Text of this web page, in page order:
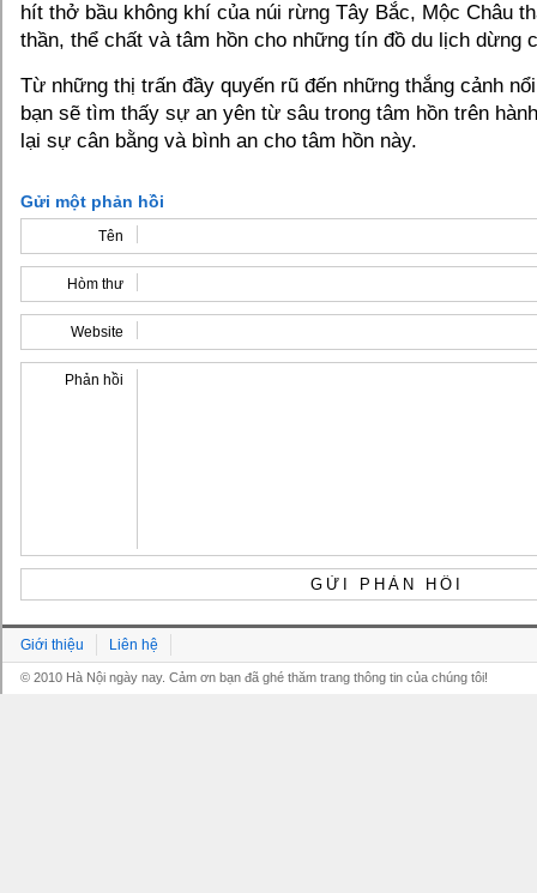
hít thở bầu không khí của núi rừng Tây Bắc, Mộc Châu
thần, thể chất và tâm hồn cho những tín đồ du lịch dừng
Từ những thị trấn đầy quyến rũ đến những thắng cảnh
bạn sẽ tìm thấy sự an yên từ sâu trong tâm hồn trên
lại sự cân bằng và bình an cho tâm hồn này.
Gửi một phản hồi
Tên
Hòm thư
Website
Phản hồi
Giới thiệu Liên hệ
© 2010 Hà Nội ngày nay. Cảm ơn bạn đã ghé thăm trang thông tin của chúng tôi!